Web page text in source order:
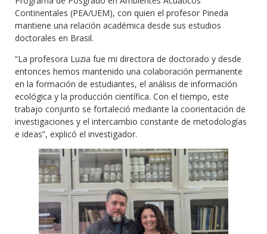
Continentales (PEA/UEM), con quien el profesor Pineda
mantiene una relación académica desde sus estudios
doctorales en Brasil.
“La profesora Luzia fue mi directora de doctorado y desde
entonces hemos mantenido una colaboración permanente
en la formación de estudiantes, el análisis de información
ecológica y la producción científica. Con el tiempo, este
trabajo conjunto se fortaleció mediante la coorientación de
investigaciones y el intercambio constante de metodologías
e ideas”, explicó el investigador.